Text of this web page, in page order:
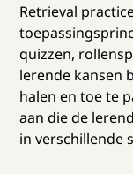
Retrieval
quizzen,
lerende kansen
halen en toe te
aan die de
in verschillende